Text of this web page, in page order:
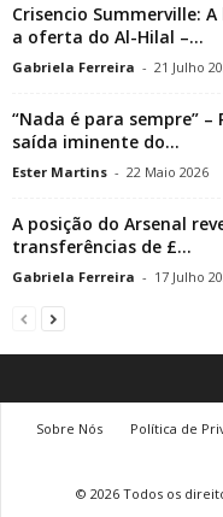
Crisencio Summerville:
a oferta do Al-Hilal –...
Gabriela Ferreira - 21 Julho
“Nada é para sempre”
saída iminente do...
Ester Martins - 22 Maio 2026
A posição do Arsenal
transferências de £...
Gabriela Ferreira - 17 Julho
Sobre Nós Política de
© 2026 Todos os